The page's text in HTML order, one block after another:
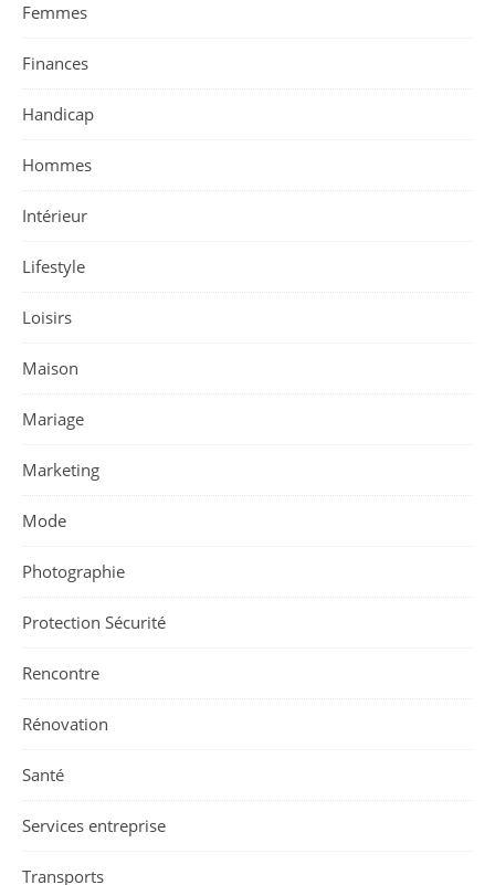
Femmes
Finances
Handicap
Hommes
Intérieur
Lifestyle
Loisirs
Maison
Mariage
Marketing
Mode
Photographie
Protection Sécurité
Rencontre
Rénovation
Santé
Services entreprise
Transports